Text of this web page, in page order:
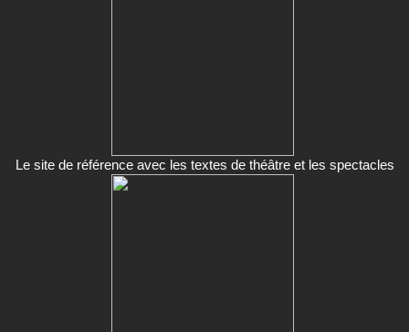
Le site de référence avec les textes de théâtre et les spectacles